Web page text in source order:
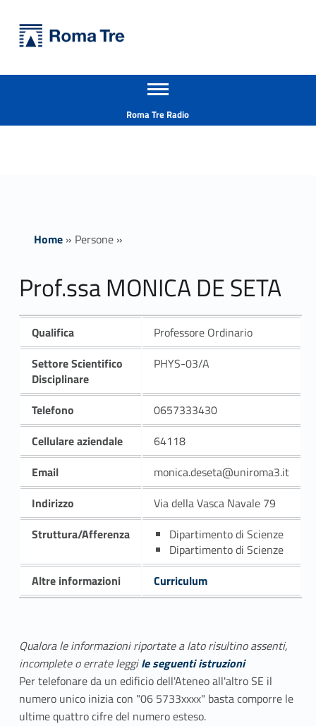
Prof.ssa MONICA DE SETA - Università Roma Tre
Apri il menu secondario
Roma Tre Radio
Home» Persone»
Prof.ssa MONICA DE SETA
Qualifica
Professore Ordinario
Settore Scientifico
Disciplinare
PHYS-03/A
Telefono
0657333430
Cellulare aziendale
64118
Email
monica.deseta@uniroma3.it
Indirizzo
Via della Vasca Navale 79
Struttura/Afferenza
Dipartimento di Scienze
Dipartimento di Scienze
Altre informazioni
Curriculum
Qualora le informazioni riportate a lato risultino assenti,
incomplete o errate leggile seguenti istruzioni
Per telefonare da un edificio dell'Ateneo all'altro SE il
numero unico inizia con "06 5733xxxx" basta comporre le
ultime quattro cifre del numero esteso.